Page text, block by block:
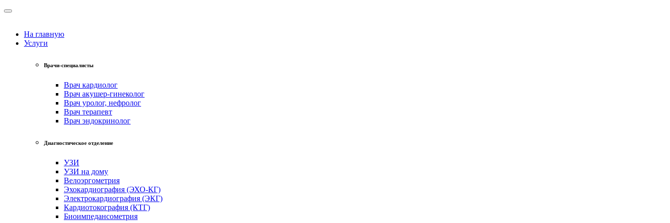
На главную
Услуги
Врачи-специалисты
Врач кардиолог
Врач акушер-гинеколог
Врач уролог, нефролог
Врач терапевт
Врач эндокринолог
Диагностическое отделение
УЗИ
УЗИ на дому
Велоэргометрия
Эхокардиография (ЭХО-КГ)
Электрокардиография (ЭКГ)
Кардиотокография (КТГ)
Биоимпедансометрия